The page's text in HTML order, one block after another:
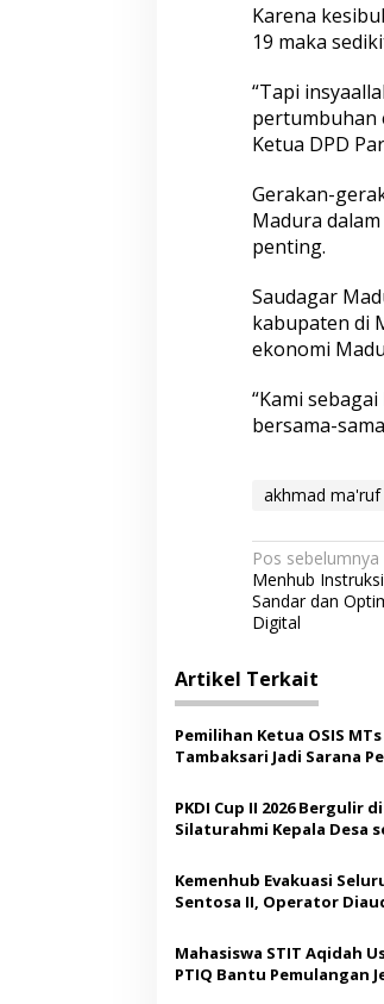
Karena
19 maka
“Tapi
pertumbuhan
Ketua DPD
Gerakan-
Madura
penting.
Saudagar
kabupaten di
ekonomi
“Kami
bersama-
akhmad ma'ruf
N
a
v
i
g
a
s
i
p
o
s
Pos sebelumnya
Menhub
Sandar dan
Digital
Artikel Terkait
Pemilihan Ketua OSIS
Tambaksari Jadi Sarana
PKDI Cup II 2026 Bergulir
Silaturahmi Kepala Desa
Kemenhub Evakuasi
Sentosa II, Operator
Mahasiswa STIT Aqidah
PTIQ Bantu Pemulangan